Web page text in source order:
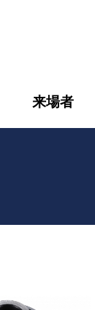
来場者